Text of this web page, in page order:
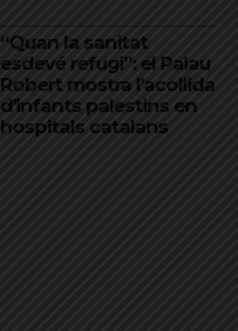
“Quan la sanitat
esdevé refugi”: el Palau
Robert mostra l’acollida
d’infants palestins en
hospitals catalans